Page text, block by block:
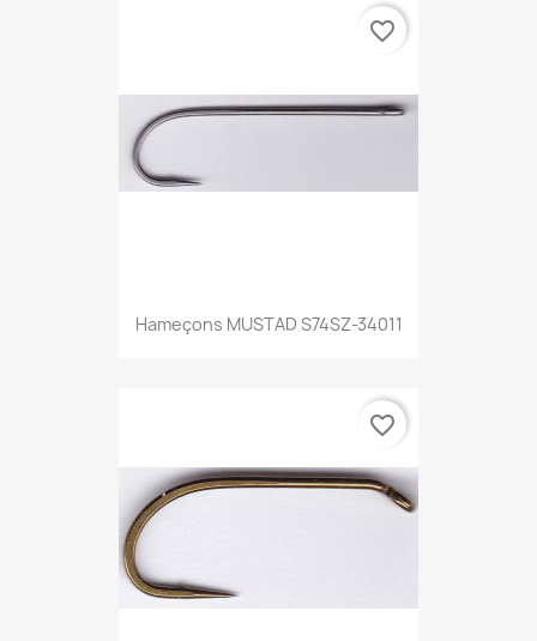
Hameçons MUSTAD S74SZ-34011
favorite_border
favorite_border